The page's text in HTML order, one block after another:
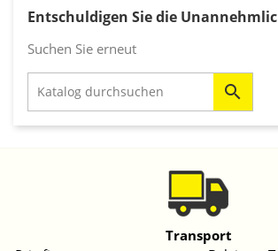
Entschuldigen Sie die
Suchen Sie erneut

Transport